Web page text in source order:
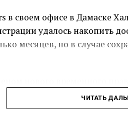
в своем офисе в Дамаске
удалось накопить
месяцев, но в случае
«Хайят Тахрир
что стало
ЧИТАТЬ